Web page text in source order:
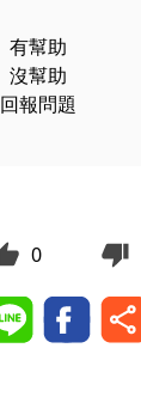
有幫助
沒幫助
回報問題
0